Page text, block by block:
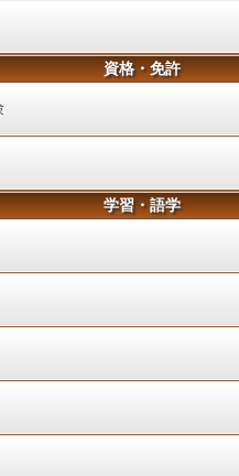
資格・免許
学習・語学